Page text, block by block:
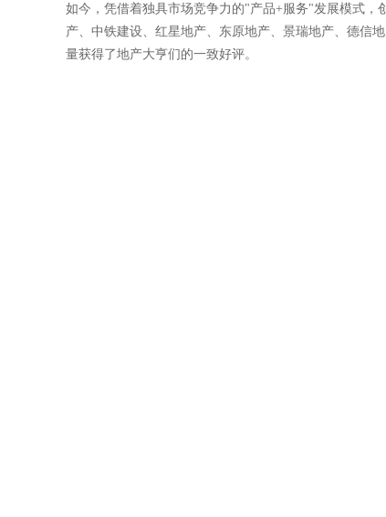
如今，凭借着独具市场竞争力的"产品+服务"发展模式，
产、中铁建设、红星地产、东原地产、景瑞地产、德信
量获得了地产大亨们的一致好评。